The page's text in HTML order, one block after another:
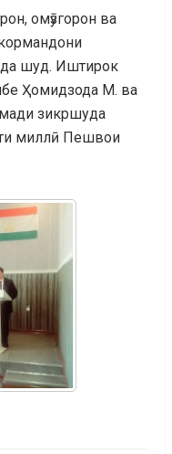
омӯзгорон ва
шуд. Иштирок
Ҳомидзода М. ва
зикршуда
миллӣ Пешвои